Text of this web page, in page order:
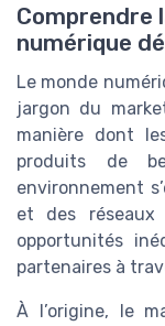
Comprendre
numérique
Le monde
jargon du
manière dont
produits de
environnement
et des réseaux
opportunités
partenaires à
À l’origine, le